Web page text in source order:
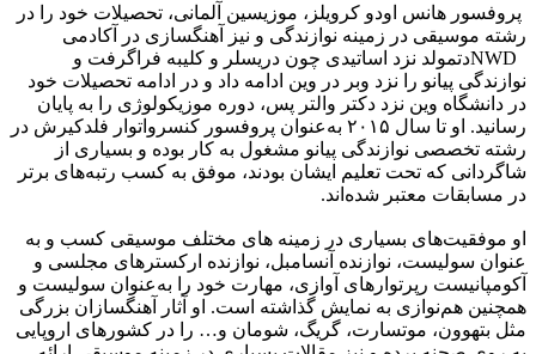
پروفسور هانس اودو کرویلز، موزیسین آلمانی، تحصیلات خود را در
رشته موسیقی در زمینه نوازندگی و نیز آهنگسازی در آکادمی
NWDدتمولد نزد اساتیدی چون دریسلر و کلیبه فراگرفت و
نوازندگی پیانو را نزد وبر در وین ادامه داد و در ادامه تحصیلات خود
در دانشگاه وین نزد دکتر والتر پس، دوره موزیکولوژی را به پایان
رسانید. او تا سال ۲۰۱۵ به‌عنوان پروفسور کنسرواتوار فلدکیرش در
رشته تخصصی نوازندگی پیانو مشغول به کار بوده و بسیاری از
شاگردانی که تحت تعلیم ایشان بودند، موفق به کسب رتبه‌های برتر
در مسابقات معتبر شده‌اند.
او موفقیت‌های بسیاری در زمینه های مختلف موسیقی کسب و به
عنوان سولیست، نوازنده آنسامبل، نوازنده ارکسترهای مجلسی و
آکومپانیست رپرتوارهای آوازی، مهارت خود را به‌عنوان سولیست و
همچنین هم‌نوازی به نمایش گذاشته است. او آثار آهنگسازان بزرگی
مثل بتهوون، موتسارت، گریگ، شومان و… را در کشورهای اروپایی